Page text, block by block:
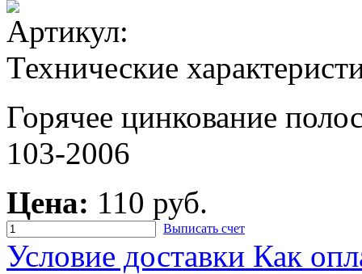
Артикул:
Технические
Горячее цинкование
103-2006
Цена: 110 руб.
Выписать счет
Условие доставки Как